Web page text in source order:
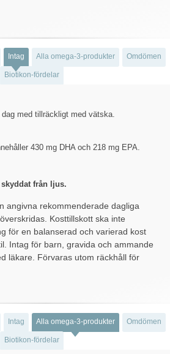
Intag Alla omega-3-produkter Omdömen
Biotikon-fördelar
med tillräckligt med vätska.
430 mg DHA och 218 mg EPA.
från ljus.
angivna rekommenderade dagliga
Kosttillskott ska inte
för en balanserad och varierad kost
Intag för barn, gravida och ammande
läkare. Förvaras utom räckhåll för
Intag Alla omega-3-produkter Omdömen
Biotikon-fördelar